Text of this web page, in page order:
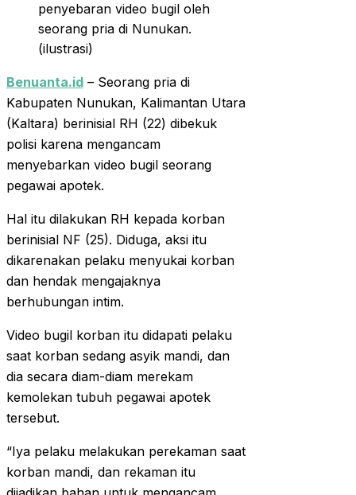
penyebaran video bugil oleh
seorang pria di Nunukan.
(ilustrasi)
Benuanta.id – Seorang pria di
Kabupaten Nunukan, Kalimantan Utara
(Kaltara) berinisial RH (22) dibekuk
polisi karena mengancam
menyebarkan video bugil seorang
pegawai apotek.
Hal itu dilakukan RH kepada korban
berinisial NF (25). Diduga, aksi itu
dikarenakan pelaku menyukai korban
dan hendak mengajaknya
berhubungan intim.
Video bugil korban itu didapati pelaku
saat korban sedang asyik mandi, dan
dia secara diam-diam merekam
kemolekan tubuh pegawai apotek
tersebut.
“Iya pelaku melakukan perekaman saat
korban mandi, dan rekaman itu